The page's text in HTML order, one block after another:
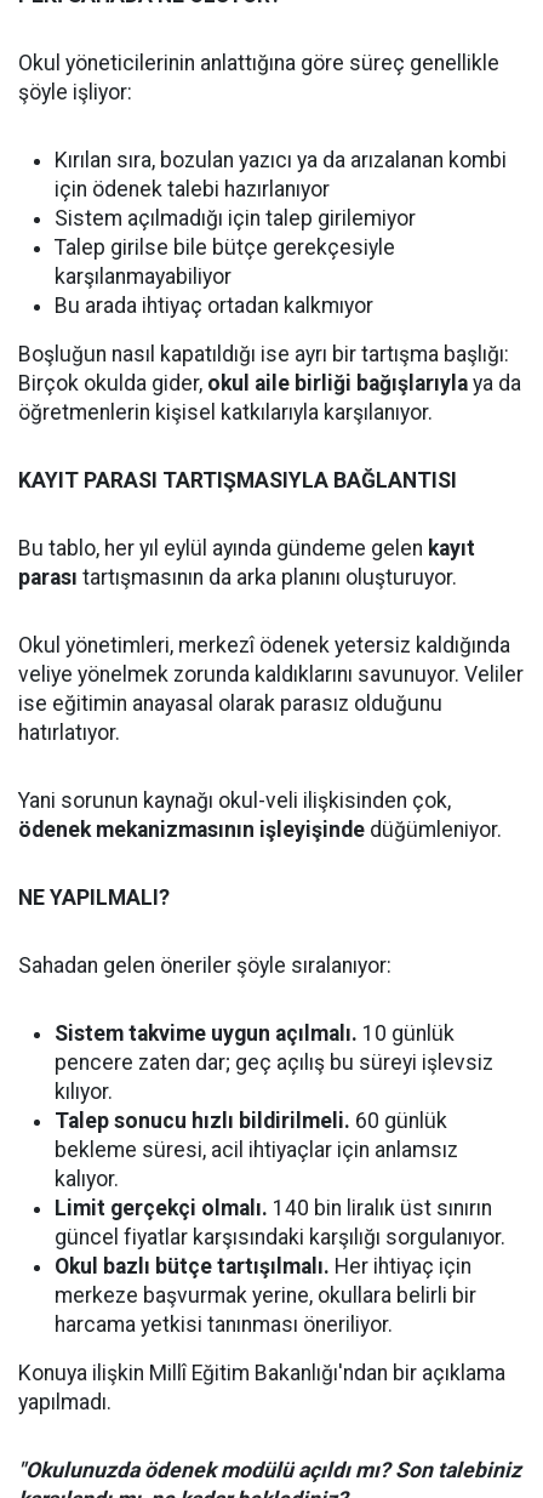
Okul yöneticilerinin anlattığına göre süreç genellikle
şöyle işliyor:
Kırılan sıra, bozulan yazıcı ya da arızalanan kombi
için ödenek talebi hazırlanıyor
Sistem açılmadığı için talep girilemiyor
Talep girilse bile bütçe gerekçesiyle
karşılanmayabiliyor
Bu arada ihtiyaç ortadan kalkmıyor
Boşluğun nasıl kapatıldığı ise ayrı bir tartışma başlığı:
Birçok okulda gider, okul aile birliği bağışlarıyla ya da
öğretmenlerin kişisel katkılarıyla karşılanıyor.
KAYIT PARASI TARTIŞMASIYLA BAĞLANTISI
Bu tablo, her yıl eylül ayında gündeme gelen kayıt
parası tartışmasının da arka planını oluşturuyor.
Okul yönetimleri, merkezî ödenek yetersiz kaldığında
veliye yönelmek zorunda kaldıklarını savunuyor. Veliler
ise eğitimin anayasal olarak parasız olduğunu
hatırlatıyor.
Yani sorunun kaynağı okul-veli ilişkisinden çok,
ödenek mekanizmasının işleyişinde düğümleniyor.
NE YAPILMALI?
Sahadan gelen öneriler şöyle sıralanıyor:
Sistem takvime uygun açılmalı. 10 günlük
pencere zaten dar; geç açılış bu süreyi işlevsiz
kılıyor.
Talep sonucu hızlı bildirilmeli. 60 günlük
bekleme süresi, acil ihtiyaçlar için anlamsız
kalıyor.
Limit gerçekçi olmalı. 140 bin liralık üst sınırın
güncel fiyatlar karşısındaki karşılığı sorgulanıyor.
Okul bazlı bütçe tartışılmalı. Her ihtiyaç için
merkeze başvurmak yerine, okullara belirli bir
harcama yetkisi tanınması öneriliyor.
Konuya ilişkin Millî Eğitim Bakanlığı'ndan bir açıklama
yapılmadı.
"Okulunuzda ödenek modülü açıldı mı? Son talebiniz